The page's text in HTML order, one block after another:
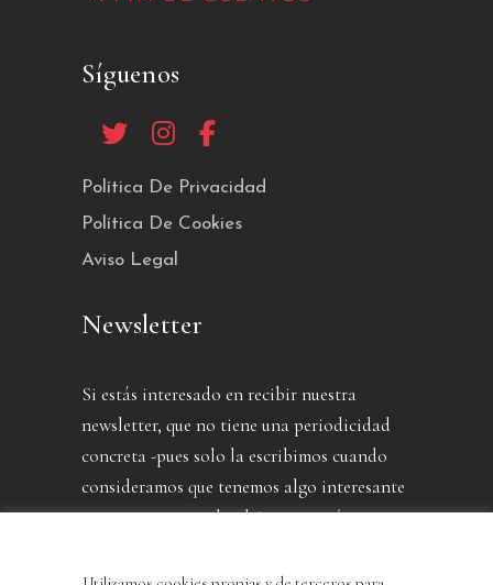
Síguenos
Política De Privacidad
Política De Cookies
Aviso Legal
Newsletter
Si estás interesado en recibir nuestra
newsletter, que no tiene una periodicidad
concreta -pues solo la escribimos cuando
consideramos que tenemos algo interesante
que contarte- puedes dejarnos aquí tu